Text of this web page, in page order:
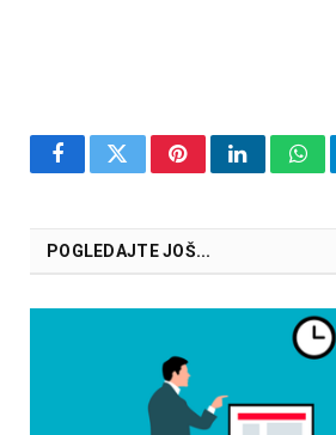
FacebookTwitterPinterestLinkedIn
POGLEDAJTE JOŠ...